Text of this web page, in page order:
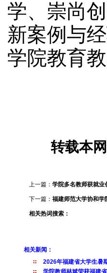
学、崇尚
新案例与
学院教育
转载本
上一篇： 学院多名教师获就业
下一篇： 福建师范大学协和学
相关热词搜索：
相关新闻：